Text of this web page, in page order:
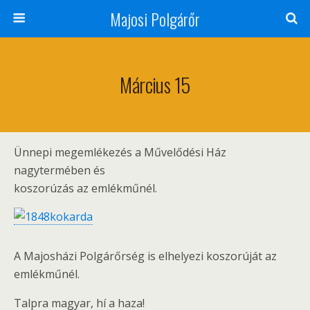
Majosi Polgárőr
Március 15
Ünnepi megemlékezés a Művelődési Ház
nagytermében és
koszorúzás az emlékműnél.
A Majosházi Polgárőrség is elhelyezi koszorúját az
emlékműnél.
Talpra magyar, hí a haza!